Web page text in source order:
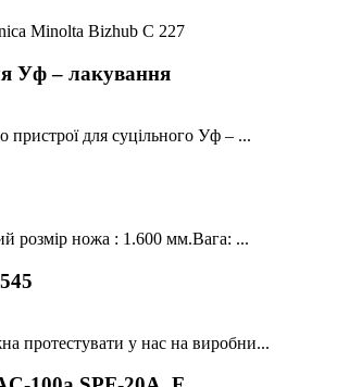
Minolta Bizhub C 227
Уф – лакування
пристрої для суцільного Уф – ...
розмір ножа : 1.600 мм.Вага: ...
протестувати у нас на виробни...